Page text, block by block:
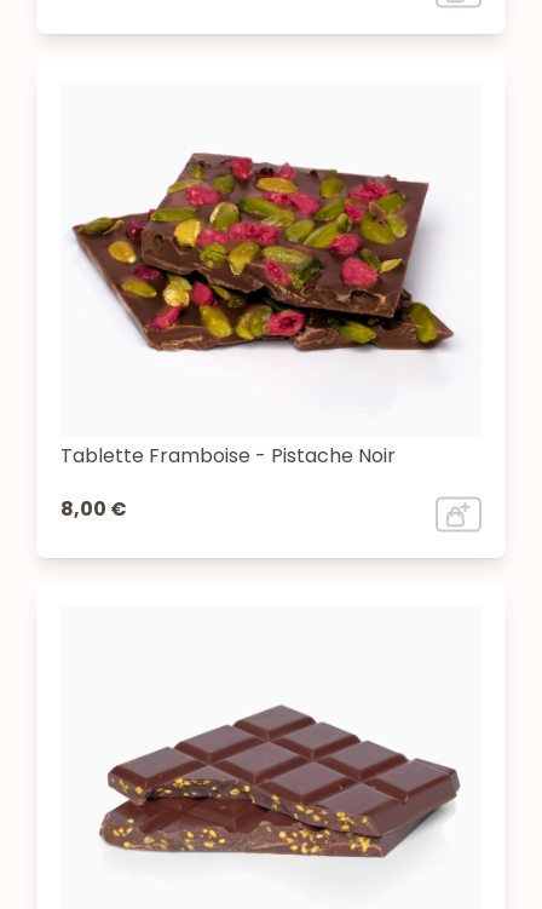
Tablette Framboise - Pistache Noir
8,00 €